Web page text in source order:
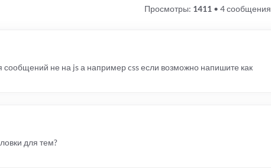
4 сообщения
Просмотры: 1411 •
не на js а например css если возможно напишите как
для тем?